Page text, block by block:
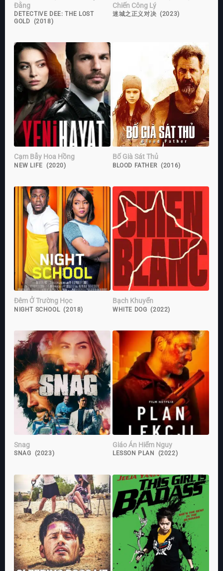
Đằng
DETECTIVE DEE: THE LOST
GOLD (2018)
Chiến Công Lý
迷城之正义对决 (2023)
Cạm Bẫy Hoa Hồng
NEW LIFE (2020)
Bố Già Sát Thủ
BLOOD FATHER (2016)
Đêm Ở Trường Học
NIGHT SCHOOL (2018)
Bạch Khuyển
WHITE DOG (2022)
Snag
SNAG (2023)
Giáo Án Hiểm Nguy
LESSON PLAN (2022)